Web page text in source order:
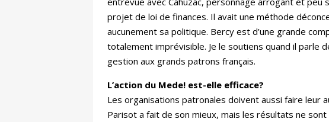
projet de loi de finances. Il avait une méthode
aucunement sa politique. Bercy est d’une grande
totalement imprévisible. Je le soutiens quand il parle
gestion aux grands patrons français.
L’action du Mede! est-elle efficace?
Les organisations patronales doivent aussi faire leur
Parisot a fait de son mieux, mais les résultats ne